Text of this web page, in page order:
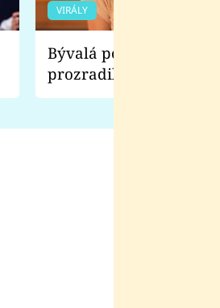
VIRÁLY
Bývalá pornoherečka
prozradila, co ji
natáčení Euforie.